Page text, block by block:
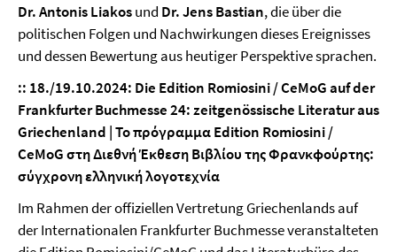
Dr. Antonis Liakosund Dr. Jens Bastian, die über die
politischen Folgen und Nachwirkungen dieses Ereignisses
und dessen Bewertung aus heutiger Perspektive sprachen.
:: 18./19.10.2024: Die Edition Romiosini / CeMoG auf der
Frankfurter Buchmesse 24: zeitgenössische Literatur aus
Griechenland |ΤοπρόγραμμαEdition Romiosini /
CeMoGστη ΔιεθνήΈκθεσηΒιβλίουτηςΦρανκφούρτης:
σύγχρονηελληνικήλογοτεχνία
Im Rahmen der offiziellen Vertretung Griechenlands auf
der Internationalen Frankfurter Buchmesse veranstalteten